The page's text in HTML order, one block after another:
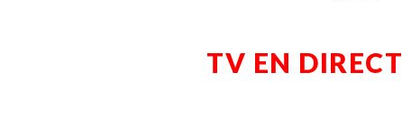
TV EN DIRECT